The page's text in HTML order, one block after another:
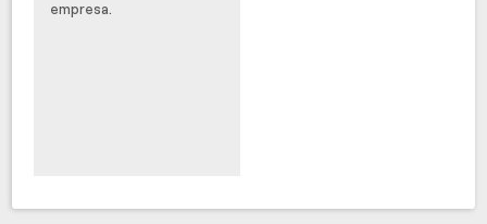
empresa.